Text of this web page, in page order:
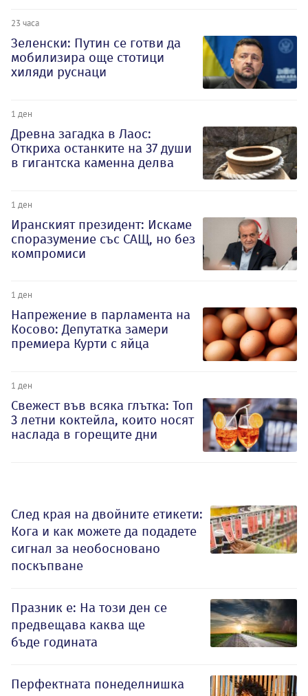
23 часа
Зеленски: Путин се готви да
мобилизира още стотици
хиляди руснаци
1 ден
Древна загадка в Лаос:
Откриха останките на 37 души
в гигантска каменна делва
1 ден
Иранският президент: Искаме
споразумение със САЩ, но без
компромиси
1 ден
Напрежение в парламента на
Косово: Депутатка замери
премиера Курти с яйца
1 ден
Свежест във всяка глътка: Топ
3 летни коктейла, които носят
наслада в горещите дни
След края на двойните етикети:
Кога и как можете да подадете
сигнал за необосновано
поскъпване
Празник е: На този ден се
предвещава каква ще
бъде годината
Перфектната понеделнишка